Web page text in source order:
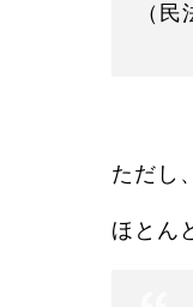
（
ただし
ほとん